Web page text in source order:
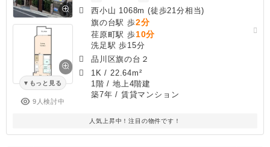
もっと見る
9人検討中
西小山 1068m (徒歩21分相当)
旗の台駅 歩2分
荏原町駅 歩10分
洗足駅 歩15分
品川区旗の台２
1K / 22.64m²
1階 / 地上4階建
築7年 / 賃貸マンション
人気上昇中！注目の物件です！